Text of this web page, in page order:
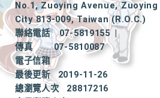
No.1, Zuoying Avenue,
City 813-009, Taiwan (R.O.C.)
聯絡電話
07-5819155
|
傳真
07-5810087
電子信箱
最後更新
2019-11-26
總瀏覽人次
28817216